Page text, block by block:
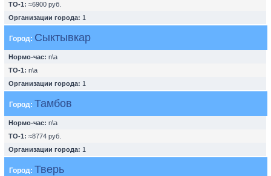
ТО-1: ≈6900 руб.
Организации города: 1
Город: Сыктывкар
Нормо-час: n\a
ТО-1: n\a
Организации города: 1
Город: Тамбов
Нормо-час: n\a
ТО-1: ≈8774 руб.
Организации города: 1
Город: Тверь